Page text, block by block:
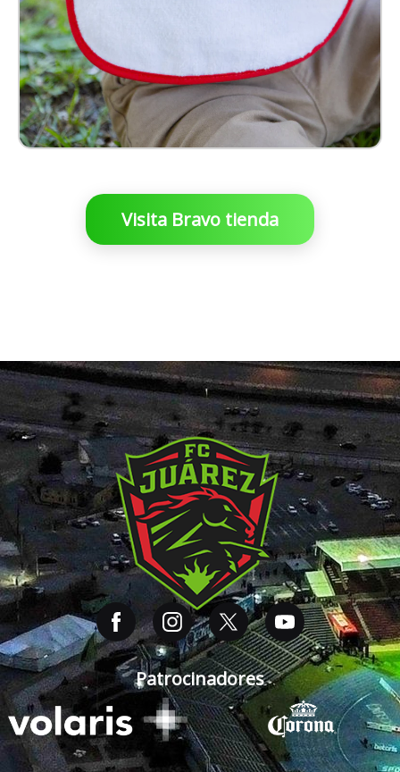
Visita Bravo tienda
Patrocinadores